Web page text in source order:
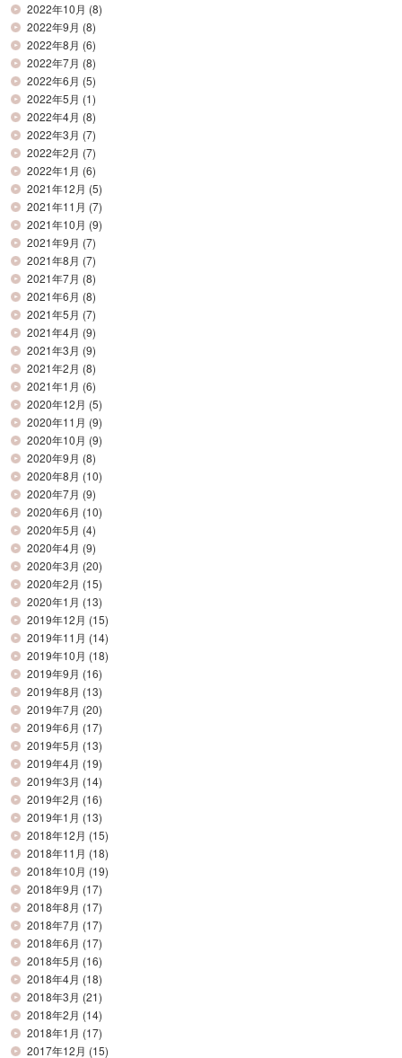
2022年10月 (8)
2022年9月 (8)
2022年8月 (6)
2022年7月 (8)
2022年6月 (5)
2022年5月 (1)
2022年4月 (8)
2022年3月 (7)
2022年2月 (7)
2022年1月 (6)
2021年12月 (5)
2021年11月 (7)
2021年10月 (9)
2021年9月 (7)
2021年8月 (7)
2021年7月 (8)
2021年6月 (8)
2021年5月 (7)
2021年4月 (9)
2021年3月 (9)
2021年2月 (8)
2021年1月 (6)
2020年12月 (5)
2020年11月 (9)
2020年10月 (9)
2020年9月 (8)
2020年8月 (10)
2020年7月 (9)
2020年6月 (10)
2020年5月 (4)
2020年4月 (9)
2020年3月 (20)
2020年2月 (15)
2020年1月 (13)
2019年12月 (15)
2019年11月 (14)
2019年10月 (18)
2019年9月 (16)
2019年8月 (13)
2019年7月 (20)
2019年6月 (17)
2019年5月 (13)
2019年4月 (19)
2019年3月 (14)
2019年2月 (16)
2019年1月 (13)
2018年12月 (15)
2018年11月 (18)
2018年10月 (19)
2018年9月 (17)
2018年8月 (17)
2018年7月 (17)
2018年6月 (17)
2018年5月 (16)
2018年4月 (18)
2018年3月 (21)
2018年2月 (14)
2018年1月 (17)
2017年12月 (15)